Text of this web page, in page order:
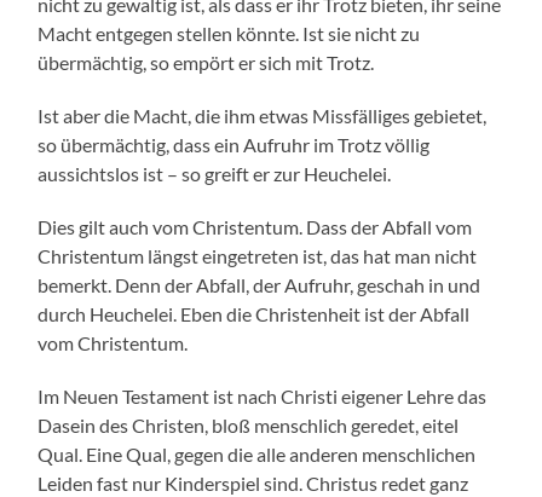
nicht zu gewaltig ist, als dass er ihr Trotz bieten, ihr seine
Macht entgegen stellen könnte. Ist sie nicht zu
übermächtig, so empört er sich mit Trotz.
Ist aber die Macht, die ihm etwas Missfälliges gebietet,
so übermächtig, dass ein Aufruhr im Trotz völlig
aussichtslos ist – so greift er zur Heuchelei.
Dies gilt auch vom Christentum. Dass der Abfall vom
Christentum längst eingetreten ist, das hat man nicht
bemerkt. Denn der Abfall, der Aufruhr, geschah in und
durch Heuchelei. Eben die Christenheit ist der Abfall
vom Christentum.
Im Neuen Testament ist nach Christi eigener Lehre das
Dasein des Christen, bloß menschlich geredet, eitel
Qual. Eine Qual, gegen die alle anderen menschlichen
Leiden fast nur Kinderspiel sind. Christus redet ganz